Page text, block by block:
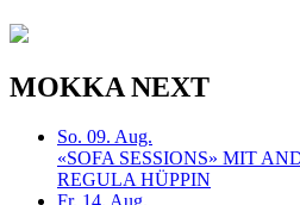
MOKKA NEXT
So. 09. Aug.
«SOFA SESSIONS» MIT
REGULA HÜPPIN